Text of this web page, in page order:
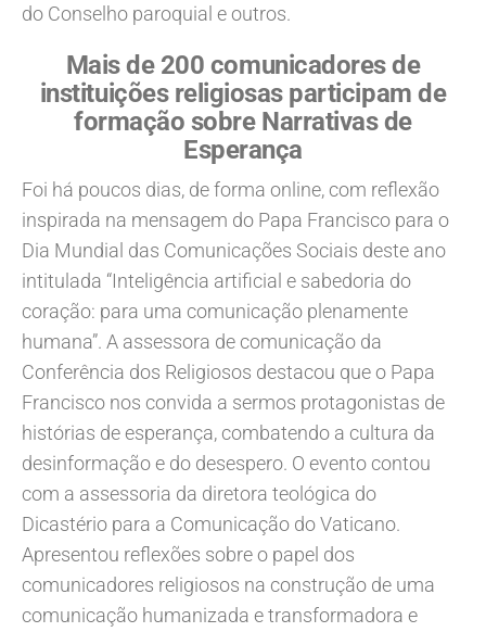
do Conselho paroquial e outros.
Mais de 200 comunicadores de
instituições religiosas participam de
formação sobre Narrativas de
Esperança
Foi há poucos dias, de forma online, com reflexão
inspirada na mensagem do Papa Francisco para o
Dia Mundial das Comunicações Sociais deste ano
intitulada “Inteligência artificial e sabedoria do
coração: para uma comunicação plenamente
humana”. A assessora de comunicação da
Conferência dos Religiosos destacou que o Papa
Francisco nos convida a sermos protagonistas de
histórias de esperança, combatendo a cultura da
desinformação e do desespero. O evento contou
com a assessoria da diretora teológica do
Dicastério para a Comunicação do Vaticano.
Apresentou reflexões sobre o papel dos
comunicadores religiosos na construção de uma
comunicação humanizada e transformadora e